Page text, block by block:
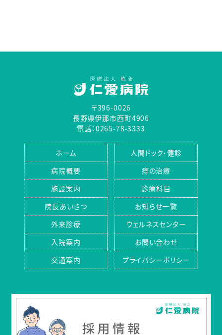
〒396-0026
長野県伊那市西町4906
電話：0265-78-3333
ホーム
病院概要
施設案内
院長あいさつ
外来診療
入院案内
交通案内
人間ドック・健診
痔の治療
診療科目
お知らせ一覧
ウェルネスセンター
お問い合わせ
プライバシーポリシー